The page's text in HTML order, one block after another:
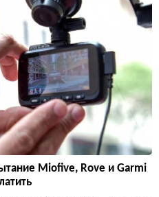
Miofive, Rove и Garmi